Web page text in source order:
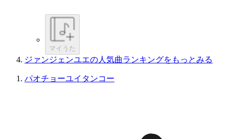
マイうた
ジァンジェンユエの人気曲ランキングをもっとみる
パオチョーユイタンコー